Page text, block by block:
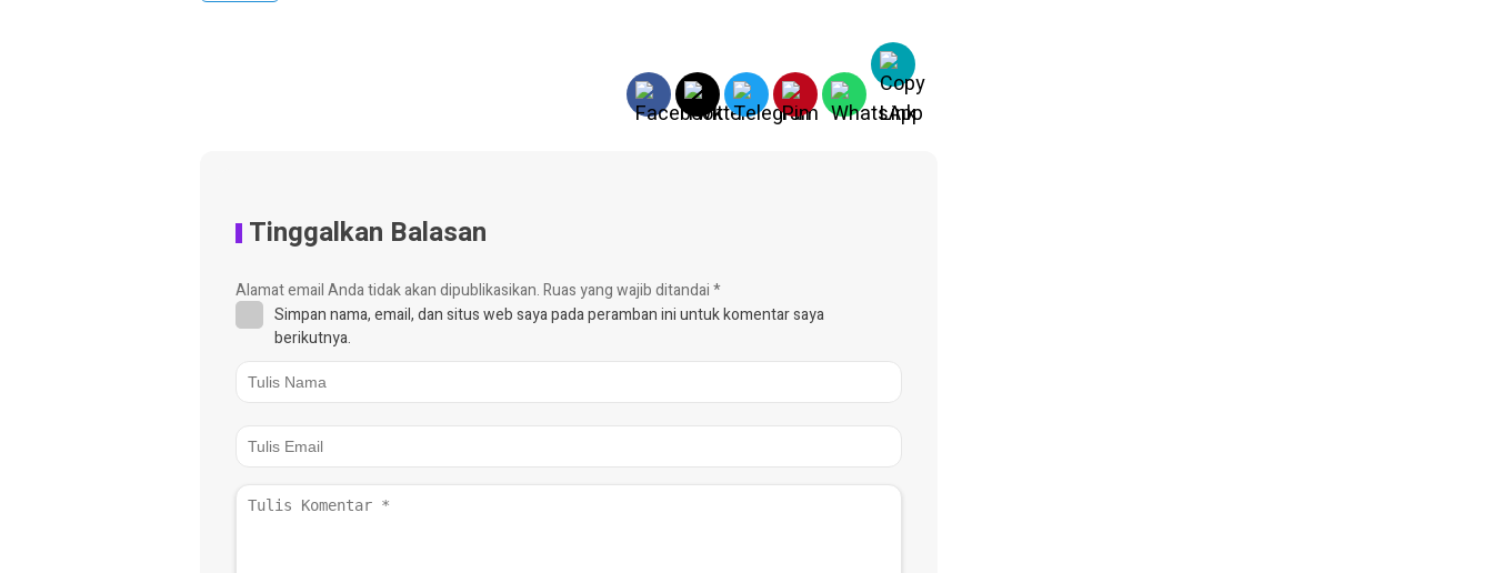
Tinggalkan Balasan
Alamat email Anda tidak akan dipublikasikan.Ruas yang wajib ditandai*
Simpan nama, email, dan situs web saya pada peramban ini untuk komentar saya
berikutnya.